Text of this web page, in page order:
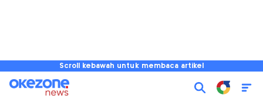
Scroll kebawah untuk membaca artikel